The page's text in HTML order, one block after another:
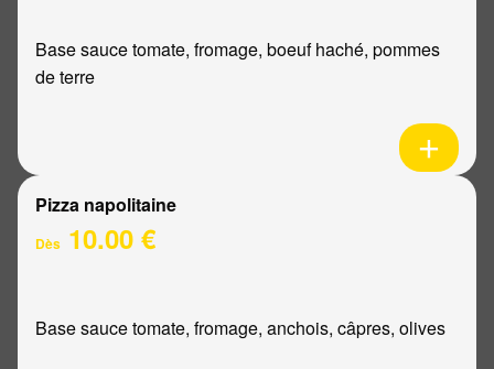
Base sauce tomate, fromage, boeuf haché, pommes
de terre
Pizza napolitaine
Dès 10.00 €
Base sauce tomate, fromage, anchois, câpres, olives